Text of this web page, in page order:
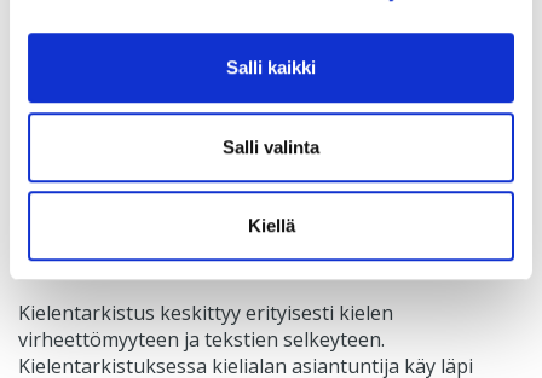
Salli kaikki
Salli valinta
Kiellä
Tavoitteena on, että käännetty teksti herättää
kohdeyleisössään samanlaisen reaktion, kuin
alkuperäiskielelläkin. Esimerkiksi huumoriin liittyy
paljon konteksti- ja kulttuurisidonnaisuuksia, jotka
vaativat myös kääntäjältä luovuutta, jotta
samankaltainen merkitys välittyy myös kohdekielelle.
Vakiintuneet sanonnat ja sananlaskut osoittavat hyvin
sen, miksi sanasta sanaan kääntäminen ei aina toimi.
Kielentarkistus
Kielentarkistus keskittyy erityisesti kielen
virheettömyyteen ja tekstien selkeyteen.
Kielentarkistuksessa kielialan asiantuntija käy läpi